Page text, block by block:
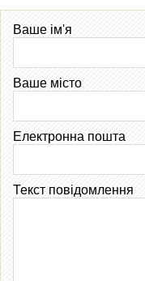
Ваше ім'я
Ваше місто
Електронна пошта
Текст повідомлення